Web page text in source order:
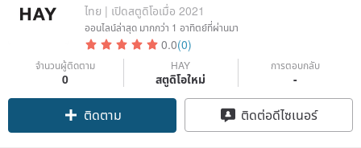
ไทย | เปิดสตูดิโอเมื่อ 2021
ออนไลน์ล่าสุด มากกว่า 1 อาทิตย์ที่ผ่านมา
0.0(0)
จำนวนผู้ติดตาม
0
HAY
สตูดิโอใหม่
การตอบกลับ
-
ติดตาม ติดต่อดีไซเนอร์